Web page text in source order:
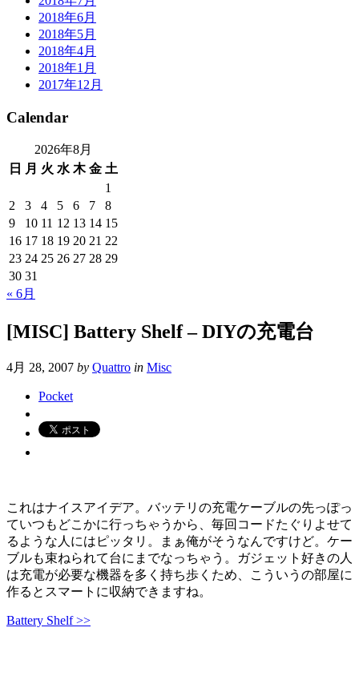
2018年6月
2018年5月
2018年4月
2018年1月
2017年12月
Calendar
2026年8月
日
月 火 水 木 金 土
1
2
3 4 5 6 7
8
9
10 11 12 13 14 15
16 17 18 19 20 21 22
23 24 25 26 27 28 29
30 31
« 6月
[MISC] Battery Shelf – DIYの充電台
4月 28, 2007 by Quattro in Misc
Pocket
これはナイスアイデア。バッテリの充電ケーブルの先っぽっ
ていつもどこかに行っちゃうから、毎回コードたぐりよせて
るような人にはピッタリ。まぁ俺がそうなんですけど。ケー
ブルも束ねられて台にまでなっちゃう。ガジェット好きの人
は充電が必要な機器を多く持ち歩くため、こういうの部屋に
作るとスマートに収納できますね。
Battery Shelf >>